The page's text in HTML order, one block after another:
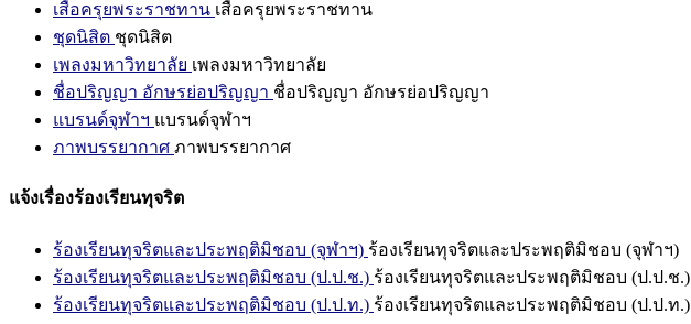
เสื้อครุยพระราชทาน เสื้อครุยพระราชทาน
ชุดนิสิต ชุดนิสิต
เพลงมหาวิทยาลัย เพลงมหาวิทยาลัย
ชื่อปริญญา อักษรย่อปริญญา ชื่อปริญญา อักษรย่อปริญญา
แบรนด์จุฬาฯ แบรนด์จุฬาฯ
ภาพบรรยากาศ ภาพบรรยากาศ
แจ้งเรื่องร้องเรียนทุจริต
ร้องเรียนทุจริตและประพฤติมิชอบ (จุฬาฯ) ร้องเรียนทุจริตและประพฤติมิชอบ (จุฬาฯ)
ร้องเรียนทุจริตและประพฤติมิชอบ (ป.ป.ช.) ร้องเรียนทุจริตและประพฤติมิชอบ (ป.ป.ช.)
ร้องเรียนทุจริตและประพฤติมิชอบ (ป.ป.ท.) ร้องเรียนทุจริตและประพฤติมิชอบ (ป.ป.ท.)